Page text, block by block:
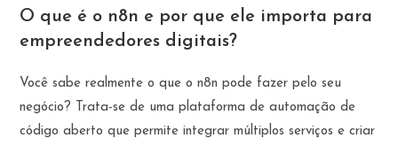
O que é o n8n e por que ele importa para
empreendedores digitais?
Você sabe realmente o que o n8n pode fazer pelo seu
negócio? Trata-se de uma plataforma de automação de
código aberto que permite integrar múltiplos serviços e criar